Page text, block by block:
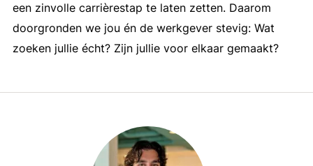
een zinvolle carrièrestap te laten zetten. Daarom
doorgronden we jou én de werkgever stevig: Wat
zoeken jullie écht? Zijn jullie voor elkaar gemaakt?